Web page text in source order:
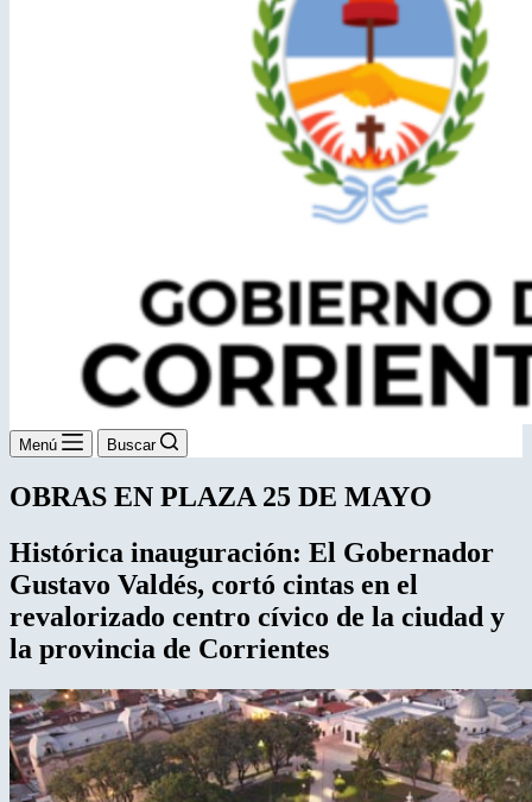
Menú Buscar
OBRAS EN PLAZA 25 DE MAYO
Histórica inauguración: El Gobernador
Gustavo Valdés, cortó cintas en el
revalorizado centro cívico de la ciudad y
la provincia de Corrientes